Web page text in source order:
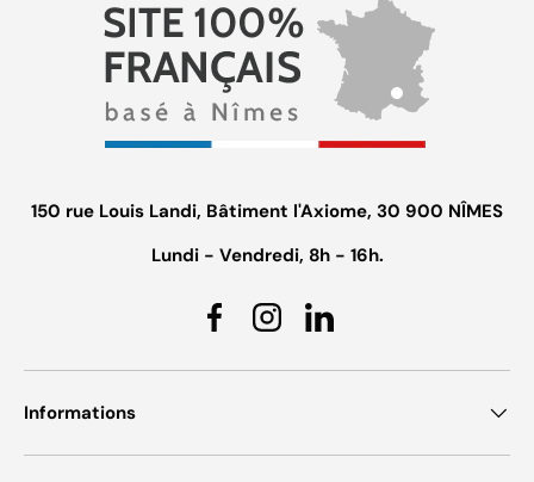
150 rue Louis Landi, Bâtiment l'Axiome, 30 900 NÎMES
Lundi - Vendredi, 8h - 16h.
FacebookInstagramLinkedin
Informations